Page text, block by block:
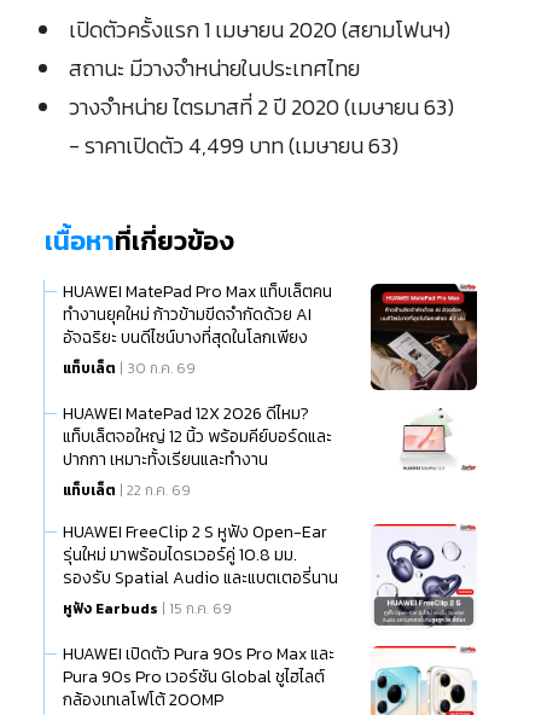
เปิดตัวครั้งแรก 1 เมษายน 2020 (สยามโฟนฯ)
สถานะ มีวางจำหน่ายในประเทศไทย
วางจำหน่าย ไตรมาสที่ 2 ปี 2020 (เมษายน 63)
- ราคาเปิดตัว 4,499 บาท (เมษายน 63)
เนื้อหาที่เกี่ยวข้อง
HUAWEI MatePad Pro Max แท็บเล็ตคน
ทำงานยุคใหม่ ก้าวข้ามขีดจำกัดด้วย AI
อัจฉริยะ บนดีไซน์บางที่สุดในโลกเพียง
แท็บเล็ต | 30 ก.ค. 69
HUAWEI MatePad 12X 2026 ดีไหม?
แท็บเล็ตจอใหญ่ 12 นิ้ว พร้อมคีย์บอร์ดและ
ปากกา เหมาะทั้งเรียนและทำงาน
แท็บเล็ต | 22 ก.ค. 69
HUAWEI FreeClip 2 S หูฟัง Open-Ear
รุ่นใหม่ มาพร้อมไดรเวอร์คู่ 10.8 มม.
รองรับ Spatial Audio และแบตเตอรี่นาน
สูงสุด 38 ชั่วโมง
หูฟัง Earbuds | 15 ก.ค. 69
HUAWEI เปิดตัว Pura 90s Pro Max และ
Pura 90s Pro เวอร์ชัน Global ชูไฮไลต์
กล้องเทเลโฟโต้ 200MP